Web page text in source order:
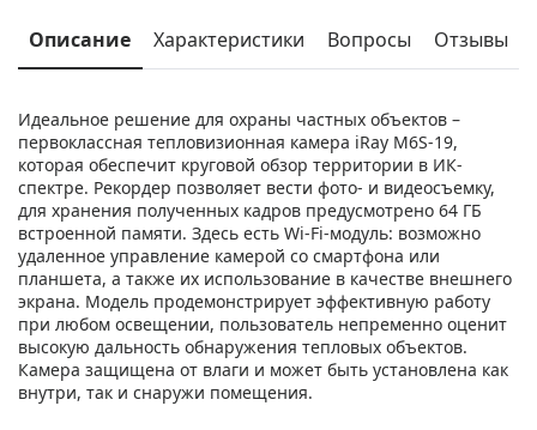
Описание Характеристики Вопросы Отзывы
Идеальное решение для охраны частных объектов –
первоклассная тепловизионная камера iRay M6S-19,
которая обеспечит круговой обзор территории в ИК-
спектре. Рекордер позволяет вести фото- и видеосъемку,
для хранения полученных кадров предусмотрено 64 ГБ
встроенной памяти. Здесь есть Wi-Fi-модуль: возможно
удаленное управление камерой со смартфона или
планшета, а также их использование в качестве внешнего
экрана. Модель продемонстрирует эффективную работу
при любом освещении, пользователь непременно оценит
высокую дальность обнаружения тепловых объектов.
Камера защищена от влаги и может быть установлена как
внутри, так и снаружи помещения.